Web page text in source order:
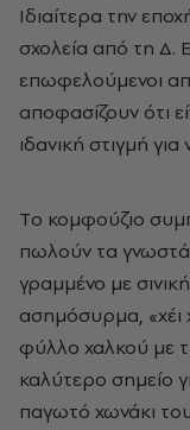
Iδιαίτερα την
σχολεία από τη Δ.
επωφελούμενοι
αποφασίζουν ότι
ιδανική στιγμή
Tο κομφούζιο
πωλούν τα
γραμμένο με
ασημόσυρμα,
φύλλο χαλκού με
καλύτερο σημείο
παγωτό χωνάκι